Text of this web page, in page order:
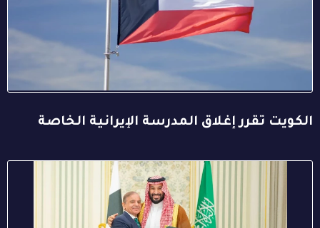
الكويت تقرر إغلاق المدرسة الإيرانية الخاصة